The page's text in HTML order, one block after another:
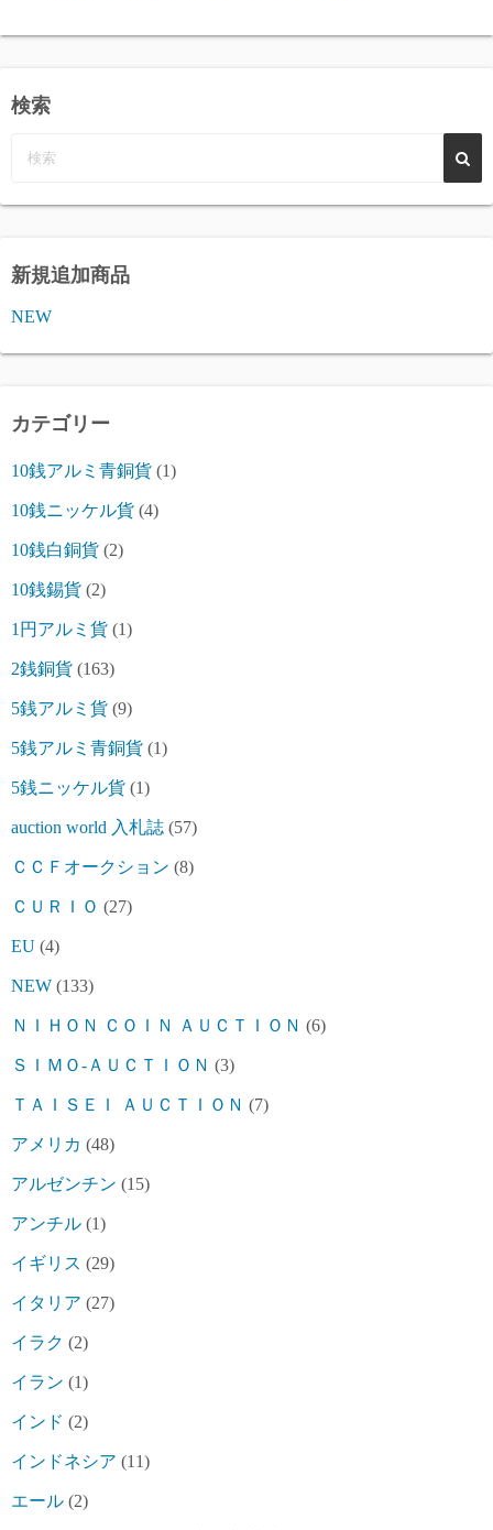
検索
新規追加商品
NEW
カテゴリー
10銭アルミ青銅貨 (1)
10銭ニッケル貨 (4)
10銭白銅貨 (2)
10銭錫貨 (2)
1円アルミ貨 (1)
2銭銅貨 (163)
5銭アルミ貨 (9)
5銭アルミ青銅貨 (1)
5銭ニッケル貨 (1)
auction world 入札誌 (57)
ＣＣＦオークション (8)
ＣＵＲＩＯ (27)
EU (4)
NEW (133)
ＮＩＨＯＮ ＣＯＩＮ ＡＵＣＴＩＯＮ (6)
ＳＩＭＯ-ＡＵＣＴＩＯＮ (3)
ＴＡＩＳＥＩ ＡＵＣＴＩＯＮ (7)
アメリカ (48)
アルゼンチン (15)
アンチル (1)
イギリス (29)
イタリア (27)
イラク (2)
イラン (1)
インド (2)
インドネシア (11)
エール (2)